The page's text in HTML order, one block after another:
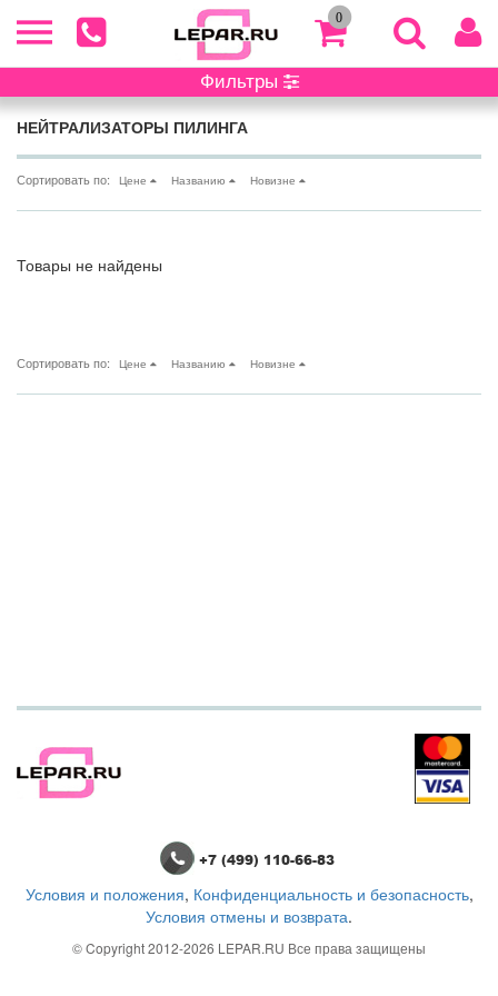
0
Фильтры
НЕЙТРАЛИЗАТОРЫ ПИЛИНГА
Сортировать по: Цене Названию Новизне
Товары не найдены
Сортировать по: Цене Названию Новизне
+7 (499) 110-66-83
Условия и положения, Конфиденциальность и безопасность,
Условия отмены и возврата.
© Copyright 2012-2026 LEPAR.RU Все права защищены